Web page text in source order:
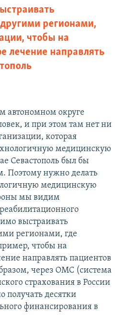
регионами,
чтобы на
лечение направлять
автономном округе
и при этом там нет ни
которая
медицинскую
Севастополь был бы
Поэтому нужно делать
медицинскую
мы видим
выстраивать
регионами, где
чтобы на
направлять пациентов
через ОМС (система
страхования в России
десятки
финансирования в